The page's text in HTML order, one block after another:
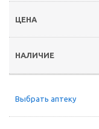
Выбрать аптеку